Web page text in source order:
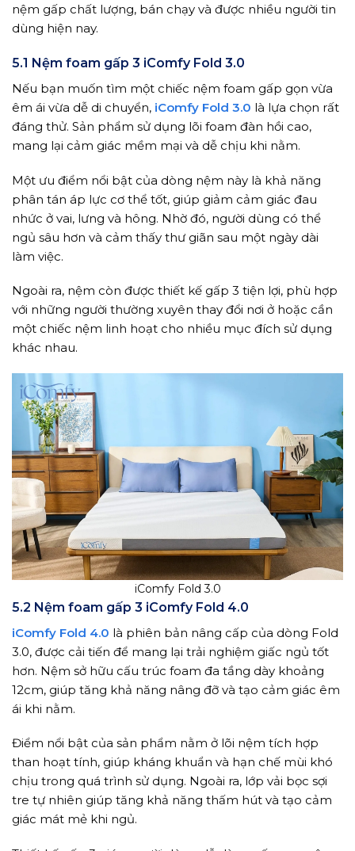
nệm gấp chất lượng, bán chạy và được nhiều người tin
dùng hiện nay.
5.1 Nệm foam gấp 3 iComfy Fold 3.0
Nếu bạn muốn tìm một chiếc nệm foam gấp gọn vừa
êm ái vừa dễ di chuyển, iComfy Fold 3.0 là lựa chọn rất
đáng thử. Sản phẩm sử dụng lõi foam đàn hồi cao,
mang lại cảm giác mềm mại và dễ chịu khi nằm.
Một ưu điểm nổi bật của dòng nệm này là khả năng
phân tán áp lực cơ thể tốt, giúp giảm cảm giác đau
nhức ở vai, lưng và hông. Nhờ đó, người dùng có thể
ngủ sâu hơn và cảm thấy thư giãn sau một ngày dài
làm việc.
Ngoài ra, nệm còn được thiết kế gấp 3 tiện lợi, phù hợp
với những người thường xuyên thay đổi nơi ở hoặc cần
một chiếc nệm linh hoạt cho nhiều mục đích sử dụng
khác nhau.
iComfy Fold 3.0
5.2 Nệm foam gấp 3 iComfy Fold 4.0
iComfy Fold 4.0 là phiên bản nâng cấp của dòng Fold
3.0, được cải tiến để mang lại trải nghiệm giấc ngủ tốt
hơn. Nệm sở hữu cấu trúc foam đa tầng dày khoảng
12cm, giúp tăng khả năng nâng đỡ và tạo cảm giác êm
ái khi nằm.
Điểm nổi bật của sản phẩm nằm ở lõi nệm tích hợp
than hoạt tính, giúp kháng khuẩn và hạn chế mùi khó
chịu trong quá trình sử dụng. Ngoài ra, lớp vải bọc sợi
tre tự nhiên giúp tăng khả năng thấm hút và tạo cảm
giác mát mẻ khi ngủ.